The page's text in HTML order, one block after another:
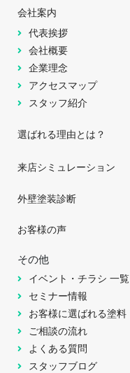
会社案内
代表挨拶
会社概要
企業理念
アクセスマップ
スタッフ紹介
選ばれる理由とは？
来店シミュレーション
外壁塗装診断
お客様の声
その他
イベント・チラシ 一覧
セミナー情報
お客様に選ばれる塗料
ご相談の流れ
よくある質問
スタッフブログ